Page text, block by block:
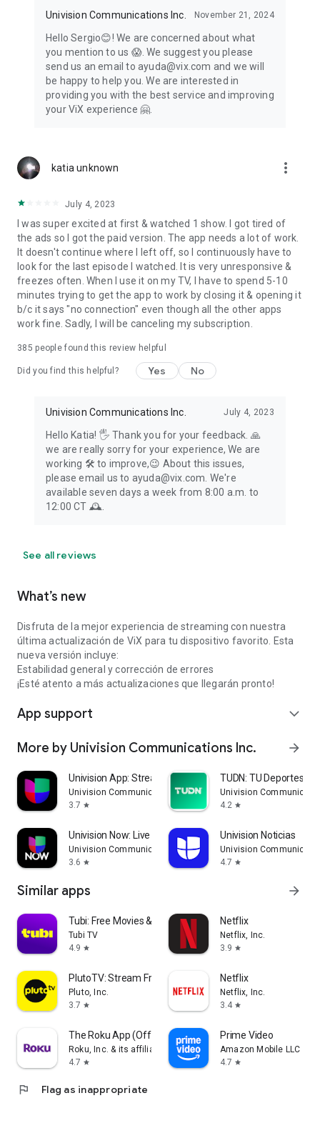
Univision Communications Inc. November 21, 2024
Hello Sergio😊️! We are concerned about what
you mention to us 😱️. We suggest you please
send us an email to ayuda@vix.com and we will
be happy to help you. We are interested in
providing you with the best service and improving
your ViX experience 🤗.
katia unknown more_vert
July 4, 2023
I was super excited at first & watched 1 show. I got tired of
the ads so I got the paid version. The app needs a lot of work.
It doesn't continue where I left off, so I continuously have to
look for the last episode I watched. It is very unresponsive &
freezes often. When I use it on my TV, I have to spend 5-10
minutes trying to get the app to work by closing it & opening it
b/c it says "no connection" even though all the other apps
work fine. Sadly, I will be canceling my subscription.
385 people found this review helpful
Did you find this helpful? Yes No
Univision Communications Inc. July 4, 2023
Hello Katia! 🖐️ Thank you for your feedback. 🙏️
we are really sorry for your experience, We are
working 🛠️ to improve,😉️ About this issues,
please email us to ayuda@vix.com. We're
available seven days a week from 8:00 a.m. to
12:00 CT 🕰️.
See all reviews
What’s new
Disfruta de la mejor experiencia de streaming con nuestra
última actualización de ViX para tu dispositivo favorito. Esta
nueva versión incluye:
Estabilidad general y corrección de errores
¡Esté atento a más actualizaciones que llegarán pronto!
App support expand_more
More by Univision Communications Inc. arrow_forward
Univision App: Stream TV Shows
Univision Communications Inc.
3.7 star
TUDN: TU Deportes
Univision
4.2 star
Univision Now: Live TV
Univision Communications Inc.
3.6 star
Univision Noticias
Univision
4.7 star
Similar apps arrow_forward
Tubi: Free Movies & Live TV
Tubi TV
4.9 star
Netflix
Netflix, Inc.
3.9 star
PlutoTV: Stream Free Movies/TV
Pluto, Inc.
3.7 star
Netflix
Netflix, Inc.
3.4 star
The Roku App (Official)
Roku, Inc. & its affiliates
4.7 star
Prime Video
Amazon Mobile LLC
4.7 star
flag Flag as inappropriate